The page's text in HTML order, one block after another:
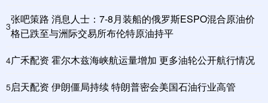
3
张吧策路 消息人士：7-8月装船的俄罗斯ESPO混合原油价
格已跌至与洲际交易所布伦特原油持平
4广禾配资 霍尔木兹海峡航运量增加 更多油轮公开航行情况
5启天配资 伊朗僵局持续 特朗普密会美国石油行业高管